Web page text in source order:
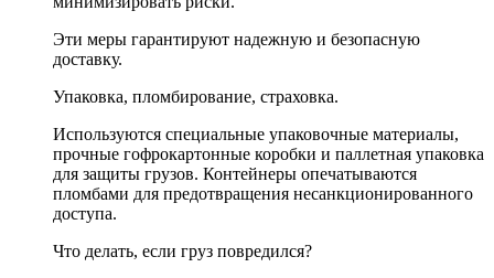
Эти меры гарантируют надежную и безопасную
доставку.
Упаковка, пломбирование, страховка.
Используются специальные упаковочные материалы,
прочные гофрокартонные коробки и паллетная упаковка
для защиты грузов. Контейнеры опечатываются
пломбами для предотвращения несанкционированного
доступа.
Что делать, если груз повредился?